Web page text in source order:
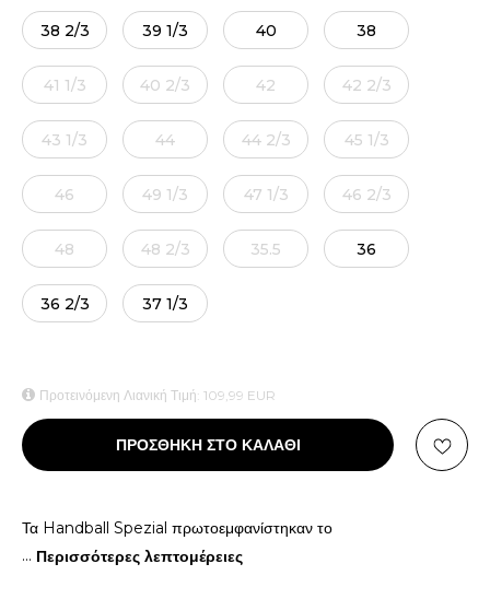
38 2/3 39 1/3 40 38
41 1/3 40 2/3 42 42 2/3
43 1/3 44 44 2/3 45 1/3
46 49 1/3 47 1/3 46 2/3
48 48 2/3 35.5 36
36 2/3 37 1/3
Προτεινόμενη Λιανική Τιμή: 109,99 EUR
ΠΡΟΣΘΗΚΗ ΣΤΟ ΚΑΛΑΘΙ
Τα Handball Spezial πρωτοεμφανίστηκαν το
... Περισσότερες λεπτομέρειες